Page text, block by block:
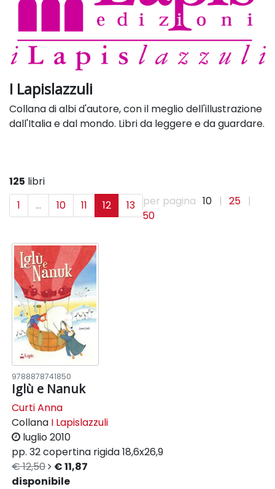
I Lapislazzuli
Collana di albi d'autore, con il meglio dell'illustrazione
dall'Italia e dal mondo. Libri da leggere e da guardare.
125 libri
1
... 10 11 12 13 per pagina 10 | 25
|
50
9788878741850
Iglù e Nanuk
Curti Anna
Collana I Lapislazzuli
luglio 2010
pp. 32copertina rigida18,6x26,9
€ 12,50
€ 11,87
disponibile